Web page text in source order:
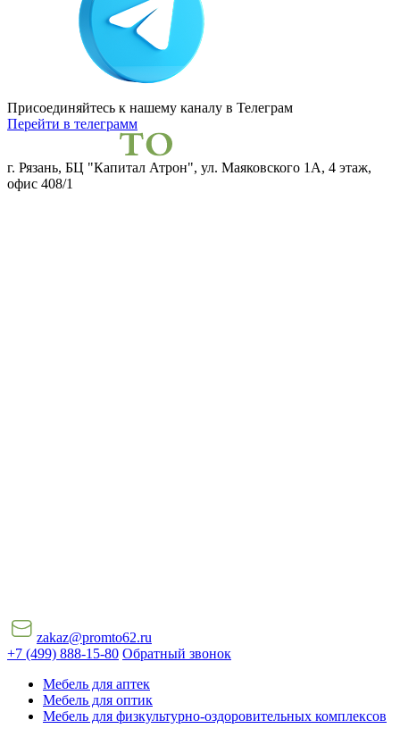
Присоединяйтесь к нашему каналу в Телеграм
Перейти в телеграмм
г. Рязань, БЦ "Капитал Атрон", ул. Маяковского 1А, 4 этаж,
офис 408/1
zakaz@promto62.ru
+7 (499) 888-15-80 Обратный звонок
Мебель для аптек
Мебель для оптик
Мебель для физкультурно-оздоровительных комплексов